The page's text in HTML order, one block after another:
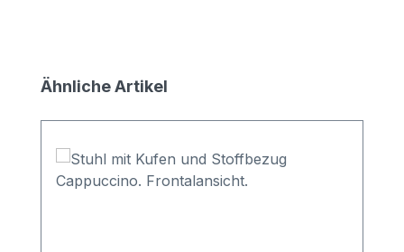
Produktgalerie überspringen
Ähnliche Artikel